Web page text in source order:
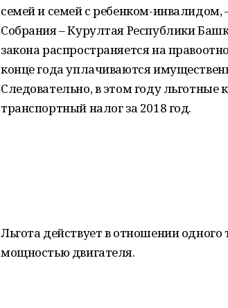
семей и семей с ребенком-инвалидом,
Собрания – Курултая Республики
закона распространяется на
конце года уплачиваются
Следовательно, в этом году льготные
транспортный налог за 2018 год.
Льгота действует в отношении
мощностью двигателя.